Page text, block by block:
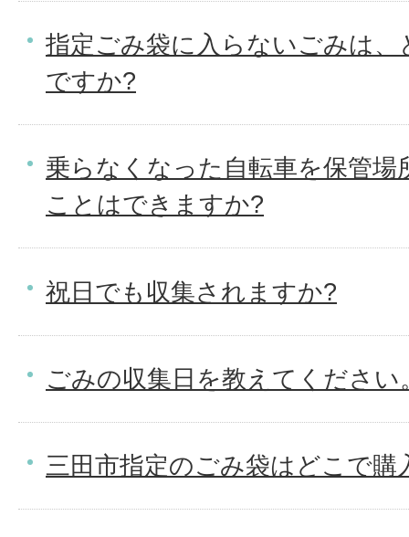
指定ごみ袋に入らないごみは
ですか?
乗らなくなった自転車を保管
ことはできますか?
祝日でも収集されますか?
ごみの収集日を教えてください
三田市指定のごみ袋はどこで購